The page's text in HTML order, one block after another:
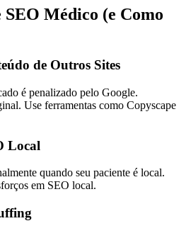
Médico (e Como
de Outros Sites
é penalizado pelo Google.
Use ferramentas como Copyscape
Local
quando seu paciente é local.
em SEO local.